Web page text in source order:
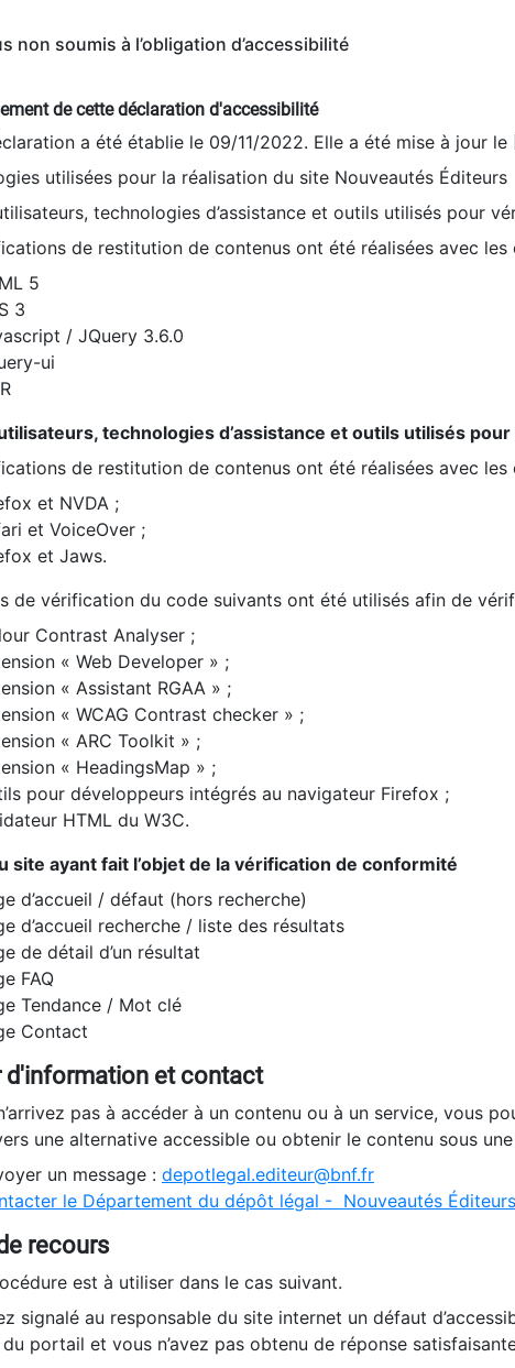
non soumis à l’obligation d’accessibilité
de cette déclaration d'accessibilité
a été établie le 09/11/2022. Elle a été mise à jour
utilisées pour la réalisation du site Nouveautés Éditeurs
technologies d’assistance et outils utilisés pour
de restitution de contenus ont été réalisées avec
5
3
/ JQuery 3.6.0
ui
technologies d’assistance et outils utilisés
de restitution de contenus ont été réalisées avec
et NVDA ;
et VoiceOver ;
et Jaws.
de vérification du code suivants ont été utilisés afin de
Contrast Analyser ;
« Web Developer » ;
« Assistant RGAA » ;
« WCAG Contrast checker » ;
« ARC Toolkit » ;
« HeadingsMap » ;
pour développeurs intégrés au navigateur Firefox ;
HTML du W3C.
site ayant fait l’objet de la vérification de conformité
d’accueil / défaut (hors recherche)
d’accueil recherche / liste des résultats
de détail d’un résultat
FAQ
Tendance / Mot clé
Contact
d'information et contact
pas à accéder à un contenu ou à un service, vous
une alternative accessible ou obtenir le contenu sous
un message : depotlegal.editeur@bnf.fr
le Département du dépôt légal - Nouveautés Éditeurs
recours
est à utiliser dans le cas suivant.
signalé au responsable du site internet un défaut
portail et vous n’avez pas obtenu de réponse